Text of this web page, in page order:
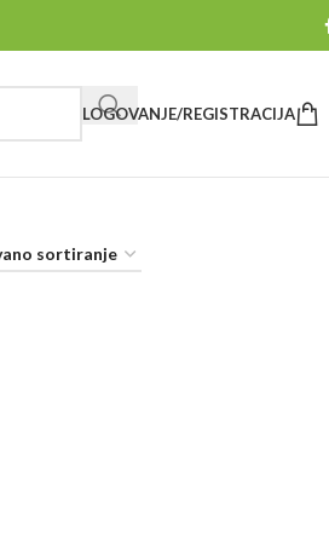
LOGOVANJE/REGISTRACIJA